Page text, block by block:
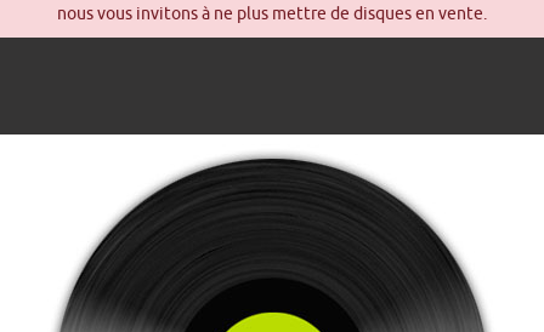
nous vous invitons à ne plus mettre de disques en vente.